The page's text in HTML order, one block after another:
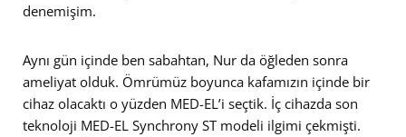
denemişim.
Aynı gün içinde ben sabahtan, Nur da öğleden sonra
ameliyat olduk. Ömrümüz boyunca kafamızın içinde bir
cihaz olacaktı o yüzden MED-EL’i seçtik. İç cihazda son
teknoloji MED-EL Synchrony ST modeli ilgimi çekmişti.